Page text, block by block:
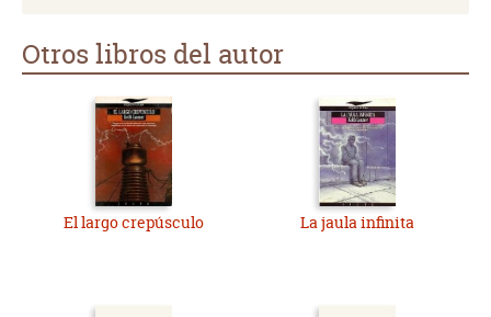
Otros libros del autor
El largo crepúsculo La jaula infinita